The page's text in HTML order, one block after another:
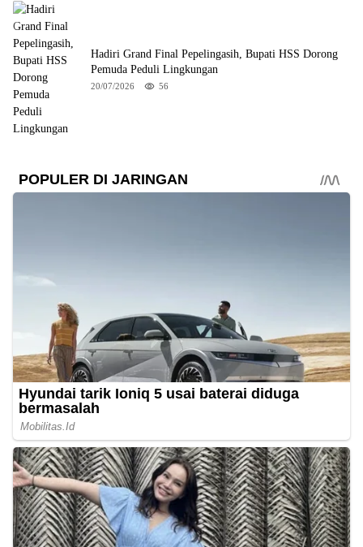
Hadiri Grand Final Pepelingasih, Bupati HSS Dorong
Pemuda Peduli Lingkungan
20/07/2026 56